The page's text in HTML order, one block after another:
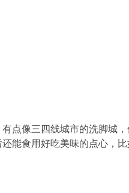
点像三四线城市的洗脚城
能食用好吃美味的点心，比